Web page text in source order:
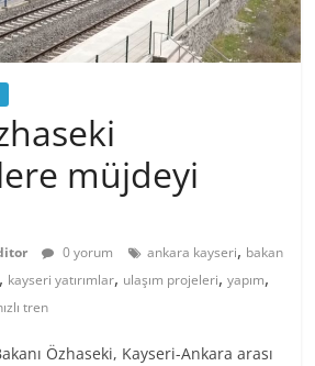
müjdeyi
0 yorum ankara kayseri, bakan
, kayseri yatırımlar, ulaşım projeleri,yapım,
tren
Özhaseki, Kayseri-Ankara arası